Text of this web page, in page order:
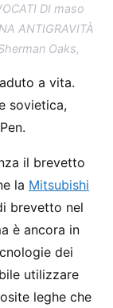
DI maso
ANTIGRAVITÀ
Oaks,
a vita.
sovietica,
il brevetto
la Mitsubishi
brevetto nel
è ancora in
dei
utilizzare
leghe che